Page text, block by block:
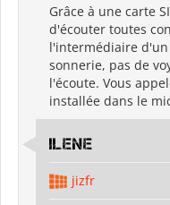
Grâce à une carte
d'écouter toutes
l'intermédiaire
sonnerie, pas de
l'écoute. Vous
installée dans le
ILENE
jizfr